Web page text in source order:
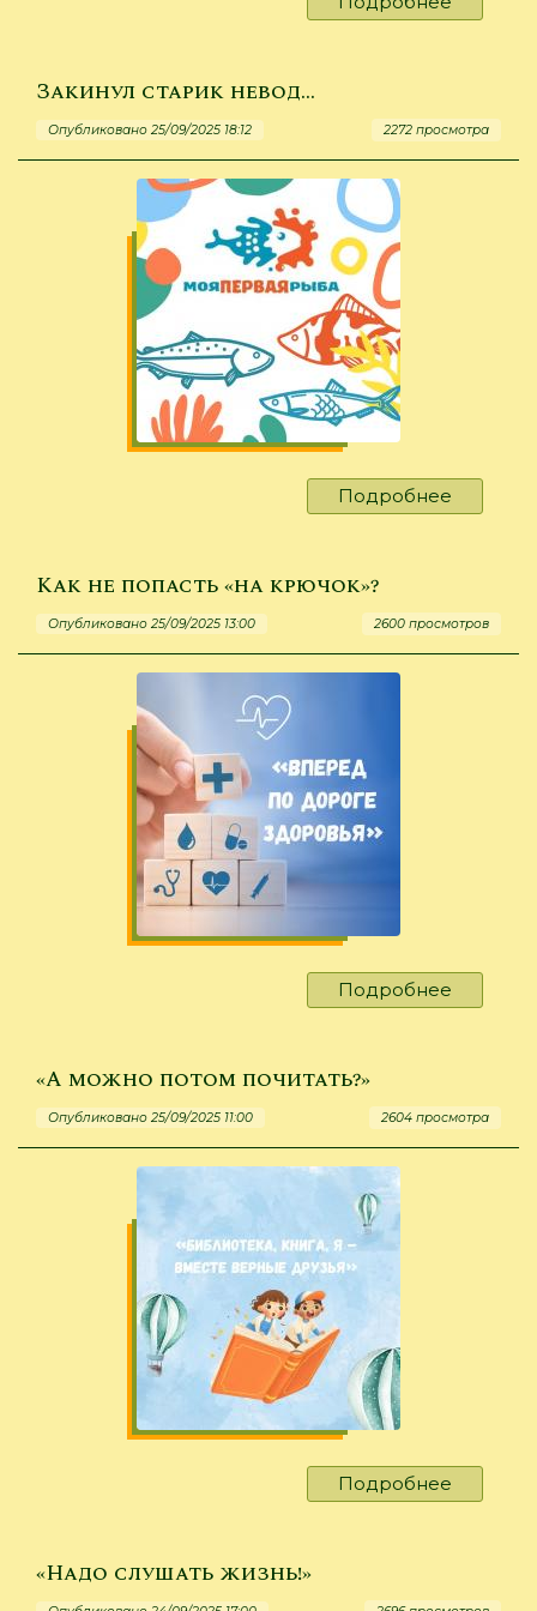
До
встреч!
Закинул старик невод…
Опубликовано 25/09/2025 18:12 2272 просмотра
Подробнее
Закинул
Как не попасть «на крючок»?
Опубликовано 25/09/2025 13:00 2600 просмотров
Подробнее
Как
«А можно потом почитать?»
Опубликовано 25/09/2025 11:00 2604 просмотра
Подробнее
«А
«Надо слушать жизнь!»